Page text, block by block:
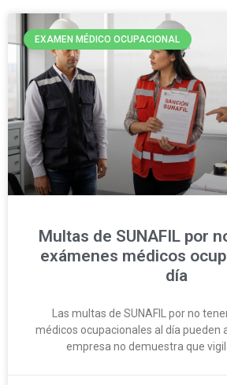
EXAMEN MÉDICO OCUPACIONAL
Multas de SUNAFIL por
exámenes médicos
día
Las multas de SUNAFIL por no
médicos ocupacionales al día pueden
empresa no demuestra que